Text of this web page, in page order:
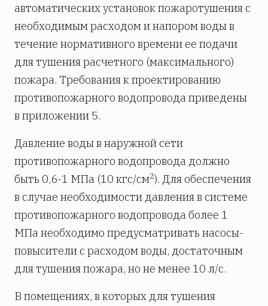
автоматических установок пожаротушения с
необходимым расходом и напором воды в
течение нормативного времени ее подачи
для тушения расчетного (максимального)
пожара. Требования к проектированию
противопожарного водопровода приведены
в приложении 5.
Давление воды в наружной сети
противопожарного водопровода должно
быть 0,6-1 МПа (10 кгс/см2). Для обеспечения
в случае необходимости давления в системе
противопожарного водопровода более 1
МПа необходимо предусматривать насосы-
повысители с расходом воды, достаточным
для тушения пожара, но не менее 10 л/с.
В помещениях, в которых для тушения